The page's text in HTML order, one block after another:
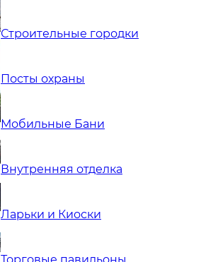
Строительные городки
Посты охраны
Мобильные Бани
Внутренняя отделка
Ларьки и Киоски
Торговые павильоны